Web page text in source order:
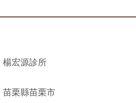
楊宏源診所
苗栗縣苗栗市